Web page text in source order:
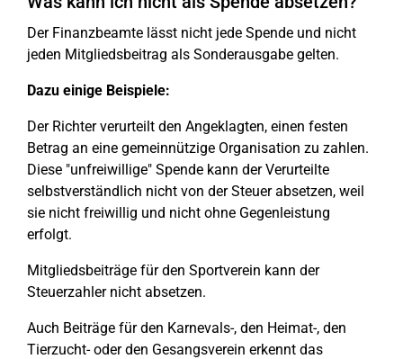
Der Finanzbeamte lässt nicht jede Spende und nicht
jeden Mitgliedsbeitrag als Sonderausgabe gelten.
Dazu einige Beispiele:
Der Richter verurteilt den Angeklagten, einen festen
Betrag an eine gemeinnützige Organisation zu zahlen.
Diese "unfreiwillige" Spende kann der Verurteilte
selbstverständlich nicht von der Steuer absetzen, weil
sie nicht freiwillig und nicht ohne Gegenleistung
erfolgt.
Mitgliedsbeiträge für den Sportverein kann der
Steuerzahler nicht absetzen.
Auch Beiträge für den Karnevals-, den Heimat-, den
Tierzucht- oder den Gesangsverein erkennt das